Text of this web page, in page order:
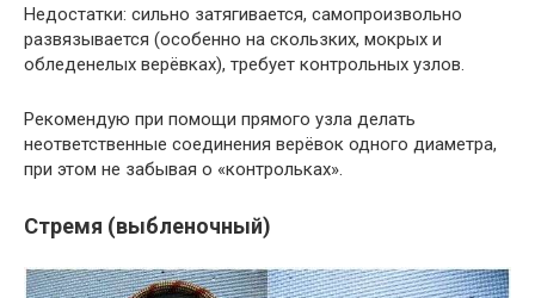
Недостатки: сильно затягивается, самопроизвольно
развязывается (особенно на скользких, мокрых и
обледенелых верёвках), требует контрольных узлов.
Рекомендую при помощи прямого узла делать
неответственные соединения верёвок одного диаметра,
при этом не забывая о «контрольках».
Стремя (выбленочный)